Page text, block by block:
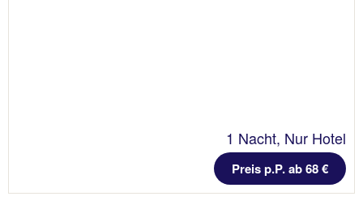
1 Nacht, Nur Hotel
Preis p.P. ab 68 €